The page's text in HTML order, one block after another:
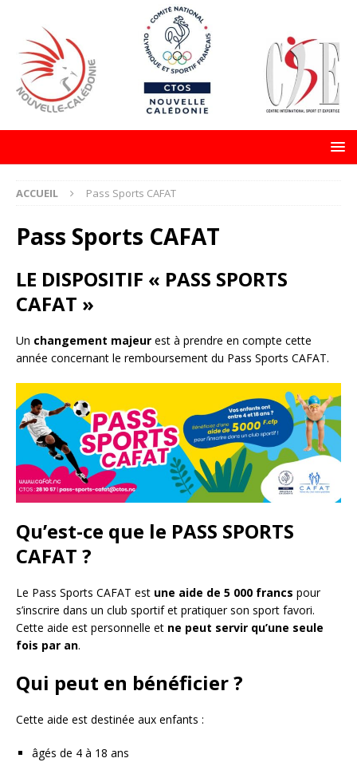
ACCUEIL Pass Sports CAFAT
Pass Sports CAFAT
LE DISPOSITIF « PASS SPORTS
CAFAT »
Un changement majeur est à prendre en compte cette
année concernant le remboursement du Pass Sports CAFAT.
Qu’est-ce que le PASS SPORTS
CAFAT ?
Le Pass Sports CAFAT est une aide de 5 000 francs pour
s’inscrire dans un club sportif et pratiquer son sport favori.
Cette aide est personnelle et ne peut servir qu’une seule
fois par an.
Qui peut en bénéficier ?
Cette aide est destinée aux enfants :
âgés de 4 à 18 ans